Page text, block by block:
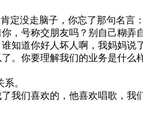
走脑子，你忘了那句名言
号称交朋友吗？别自己糊弄自
道你好人坏人啊，我妈妈说
你要理解我们的业务是什么
。
们喜欢的，他喜欢唱歌，我